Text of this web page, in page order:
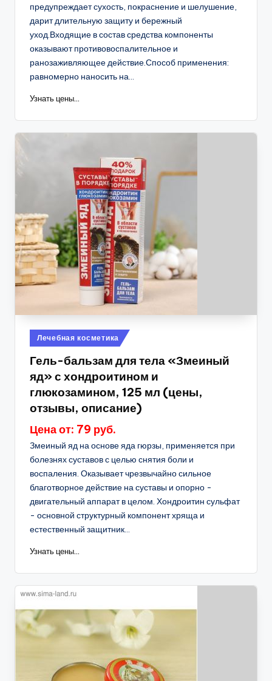
предупреждает сухость, покраснение и шелушение,
дарит длительную защиту и бережный
уход.Входящие в состав средства компоненты
оказывают противовоспалительное и
ранозаживляющее действие.Способ применения:
равномерно наносить на...
Узнать цены...
Опубликовано
в
Лечебная косметика
Гель-бальзам для тела «Змеиный
яд» с хондроитином и
глюкозамином, 125 мл (цены,
отзывы, описание)
Цена от: 79 руб.
Змеиный яд на основе яда гюрзы, применяется при
болезнях суставов с целью снятия боли и
воспаления. Оказывает чрезвычайно сильное
благотворное действие на суставы и опорно -
двигательный аппарат в целом. Хондроитин сульфат
- основной структурный компонент хряща и
естественный защитник...
Узнать цены...